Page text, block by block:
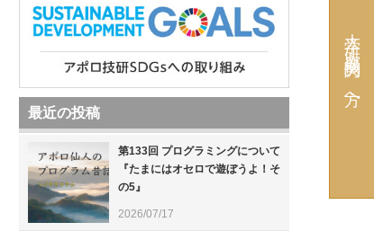
大学・研究機関の方へ
最近の投稿
第133回 プログラミングについて
『たまにはオセロで遊ぼうよ！そ
の5』
2026/07/17